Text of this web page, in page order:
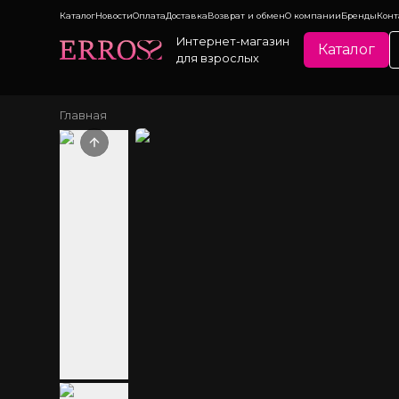
КаталогНовостиОплатаДоставкаВозврат и обменО компанииБренды
Интернет-магазин
для взрослых
Каталог
Главная
Previous slide